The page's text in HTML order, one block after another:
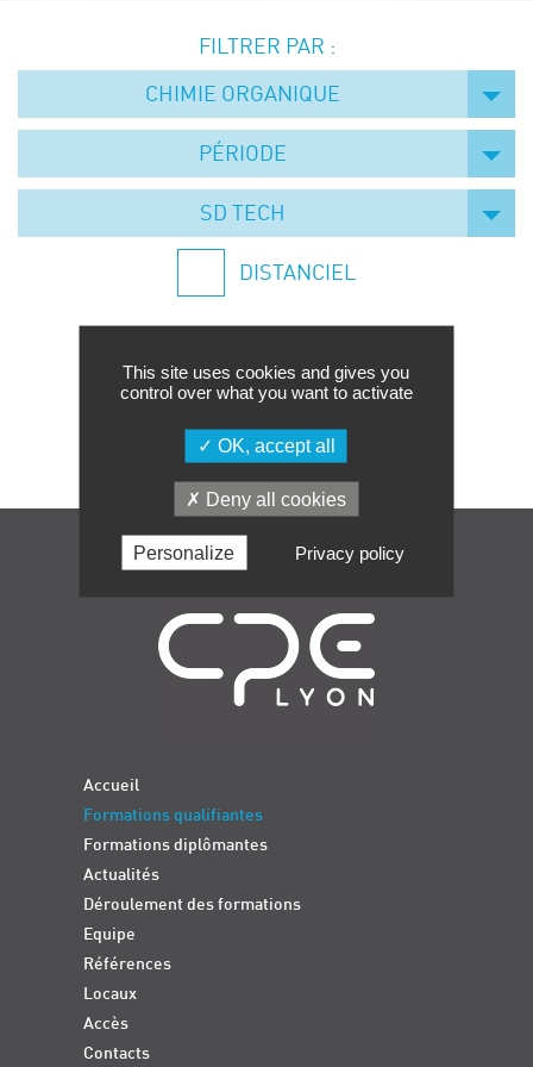
Symposium on Chain Transfer Catalysis for
sustainability – September 15 and 16, 2026
FRENCH-CHINESE CONFERENCE ON GREEN
Contacts
FILTRER PAR :
CHIMIE ORGANIQUE
PÉRIODE
SD TECH
DISTANCIEL
Navigation
Accueil
Formations qualifiantes
Formations diplômantes
Actualités
Déroulement des formations
Equipe
Références
Locaux
Accès
Contacts
This site uses cookies and gives you
control over what you want to activate
OK, accept all
Deny all cookies
Personalize Privacy policy